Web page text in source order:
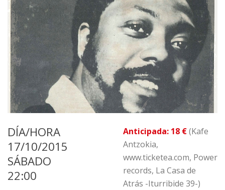
DÍA/HORA
17/10/2015
SÁBADO
22:00
Anticipada: 18 €(Kafe
Antzokia,
www.ticketea.com, Power
records, La Casa de
Atrás -Iturribide 39-)